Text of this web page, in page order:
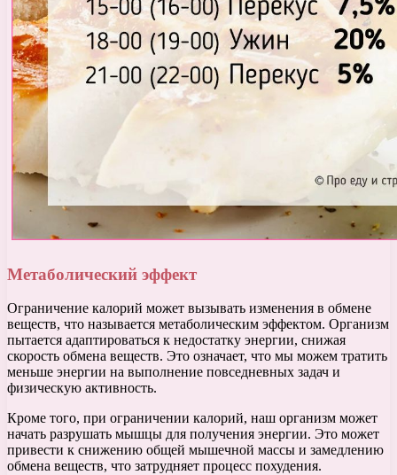
Метаболический эффект
Ограничение калорий может вызывать изменения в обмене
веществ, что называется метаболическим эффектом. Организм
пытается адаптироваться к недостатку энергии, снижая
скорость обмена веществ. Это означает, что мы можем тратить
меньше энергии на выполнение повседневных задач и
физическую активность.
Кроме того, при ограничении калорий, наш организм может
начать разрушать мышцы для получения энергии. Это может
привести к снижению общей мышечной массы и замедлению
обмена веществ, что затрудняет процесс похудения.